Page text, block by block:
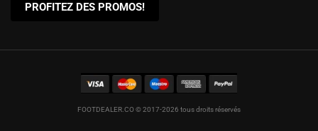
PROFITEZ DES PROMOS!
FOOTDEALER.CO © 2017-2026 tous droits réservés